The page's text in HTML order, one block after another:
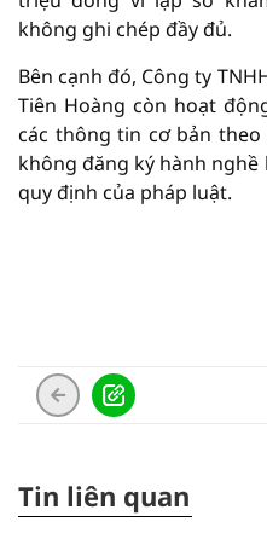
không ghi chép đầy đủ.
Bên cạnh đó, Công ty
Tiên Hoàng còn hoạt
các thông tin cơ bản
không đăng ký hành
quy định của pháp luật.
Tin liên quan